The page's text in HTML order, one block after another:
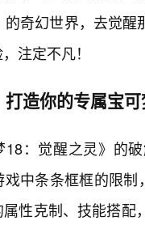
奇幻世界，去觉
注定不凡！
造你的专属宝
18：觉醒之灵》的
中条条框框的限
性克制、技能搭